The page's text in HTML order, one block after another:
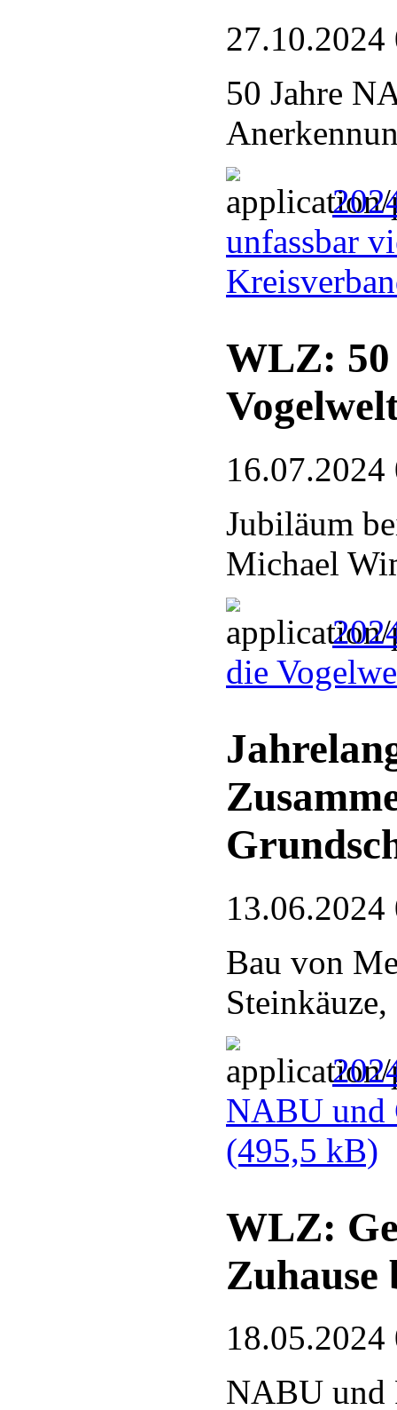
27.10.2024
50 Jahre
unfassbar
WLZ:
16.07.2024
Jubiläum
Michael
die
13.06.2024
Bau von
NABU und
(495,5 kB)
WLZ:
Zuhause
18.05.2024
NABU und